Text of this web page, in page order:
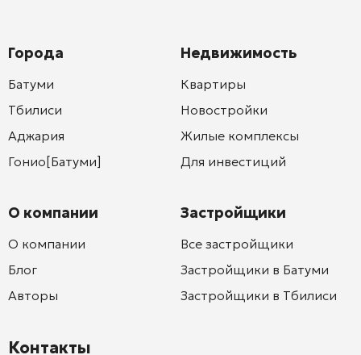
Города
Батуми
Тбилиси
Аджария
Гонио[Батуми]
О компании
О компании
Блог
Авторы
Недвижимость
Квартиры
Новостройки
Жилые комплексы
Для инвестиций
Застройщики
Все застройщики
Застройщики в Батуми
Застройщики в Тбилиси
Контакты